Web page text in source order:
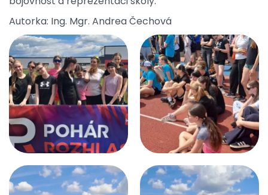
Autorka: Ing. Mgr. Andrea Čechová